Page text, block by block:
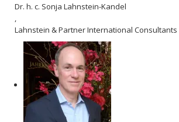
Dr. h. c. Sonja Lahnstein-Kandel
,
Lahnstein & Partner International Consultants